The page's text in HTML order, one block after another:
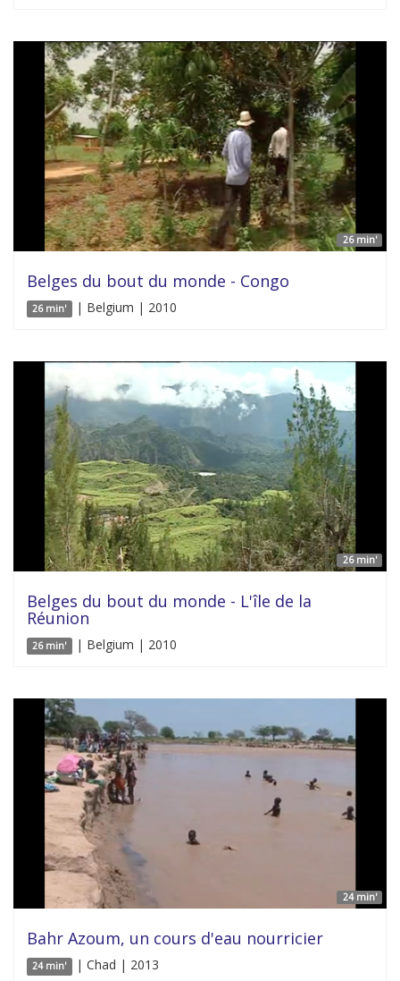
26 min'
Belges du bout du monde - Congo
26 min' | Belgium | 2010
26 min'
Belges du bout du monde - L'île de la
Réunion
26 min' | Belgium | 2010
24 min'
Bahr Azoum, un cours d'eau nourricier
24 min' | Chad | 2013